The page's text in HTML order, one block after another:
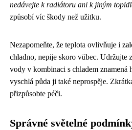
nedávejte k radiátoru ani k jiným
způsobí víc škody než užitku.
Nezapomeňte, že teplota ovlivňuje i
chladno, nepije skoro vůbec. Udržujte
vody v kombinaci s chladem
vyschlá půda ji také neprospěje.
přizpůsobte péči.
Správné světelné